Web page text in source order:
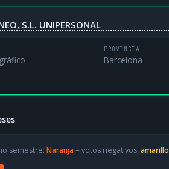
S.L. UNIPERSONAL
PROVINCIA
Barcelona
semestre. Naranja= votos negativos, amarillo